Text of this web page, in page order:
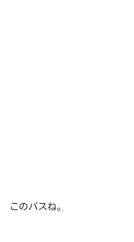
このバスね。